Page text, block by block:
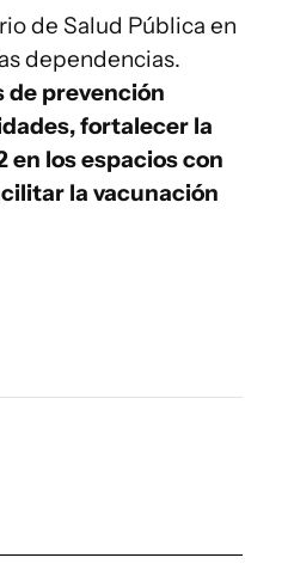
de Salud Pública en
dependencias.
de prevención
fortalecer la
en los espacios con
la vacunación